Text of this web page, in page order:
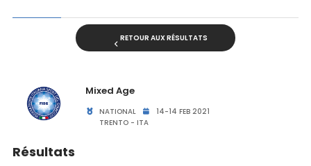
RETOUR AUX RÉSULTATS
Mixed Age
NATIONAL
14-14 FEB 2021
TRENTO - ITA
Résultats